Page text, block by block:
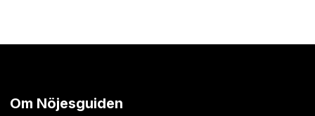
Om Nöjesguiden